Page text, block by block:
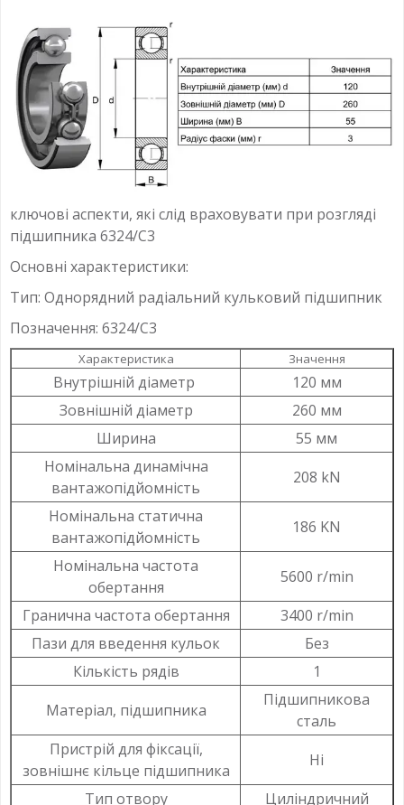
ключові аспекти, які слід враховувати при розгляді
підшипника 6324/C3
Основні характеристики:
Тип: Однорядний радіальний кульковий підшипник
Позначення: 6324/C3
Характеристика Значення
Внутрішній діаметр
120 мм
Зовнішній діаметр
260 мм
Ширина
55 мм
Номінальна динамічна
вантажопідйомність
208 kN
Номінальна статична
вантажопідйомність
186 KN
Номінальна частота
обертання
5600 r/min
Гранична частота обертання
3400 r/min
Пази для введення кульок
Без
Кількість рядів
1
Матеріал, підшипника
Підшипникова
сталь
Пристрій для фіксації,
зовнішнє кільце підшипника
Ні
Тип отвору
Циліндричний